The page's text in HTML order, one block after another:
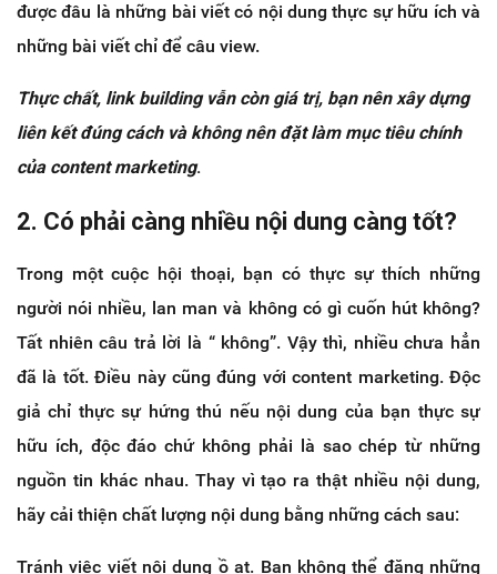
được đâu là những bài viết có nội dung thực sự hữu ích và
những bài viết chỉ để câu view.
Thực chất, link building vẫn còn giá trị, bạn nên xây dựng
liên kết đúng cách và không nên đặt làm mục tiêu chính
của content marketing.
2. Có phải càng nhiều nội dung càng tốt?
Trong một cuộc hội thoại, bạn có thực sự thích những
người nói nhiều, lan man và không có gì cuốn hút không?
Tất nhiên câu trả lời là “ không”. Vậy thì, nhiều chưa hẳn
đã là tốt. Điều này cũng đúng với content marketing. Độc
giả chỉ thực sự hứng thú nếu nội dung của bạn thực sự
hữu ích, độc đáo chứ không phải là sao chép từ những
nguồn tin khác nhau. Thay vì tạo ra thật nhiều nội dung,
hãy cải thiện chất lượng nội dung bằng những cách sau:
Tránh việc viết nội dung ồ ạt. Bạn không thể đăng những